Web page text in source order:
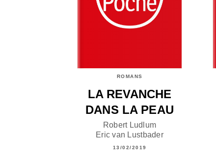
ROMANS
LA REVANCHE
DANS LA PEAU
Robert Ludlum
Eric van Lustbader
13/02/2019